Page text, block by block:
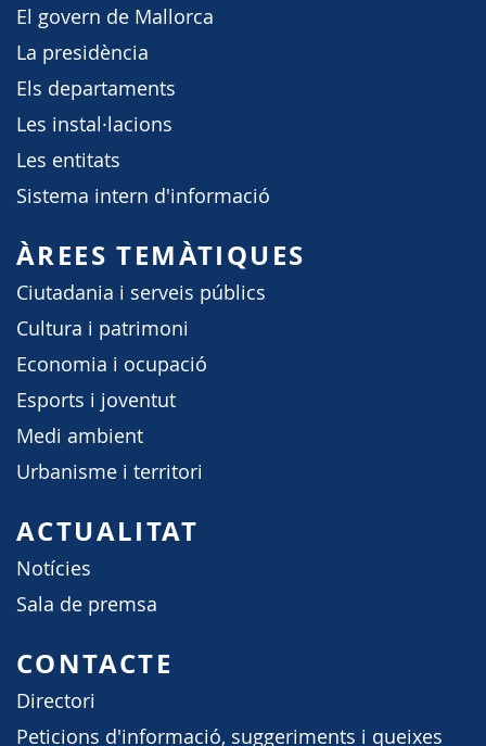
El govern de Mallorca
La presidència
Els departaments
Les instal·lacions
Les entitats
Sistema intern d'informació
ÀREES TEMÀTIQUES
Ciutadania i serveis públics
Cultura i patrimoni
Economia i ocupació
Esports i joventut
Medi ambient
Urbanisme i territori
ACTUALITAT
Notícies
Sala de premsa
CONTACTE
Directori
Peticions d'informació, suggeriments i queixes